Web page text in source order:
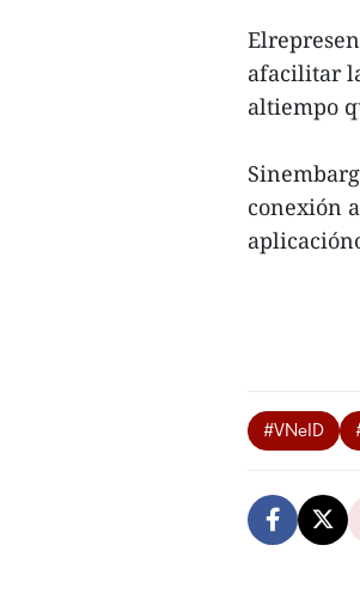
afacilitar
altiempo
conexión
#VNeID